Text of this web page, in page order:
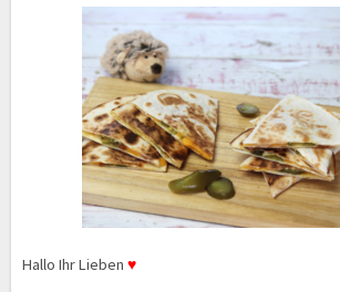
Hallo Ihr Lieben ♥